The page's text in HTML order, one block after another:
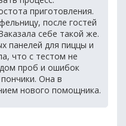
приготовления.
после гостей
себе такой же.
панелей для пиццы и
что с тестом не
проб и ошибок
Она в
нового помощника.